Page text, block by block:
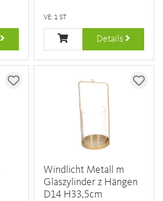
VE: 1 ST
Details
Windlicht Metall m
Glaszylinder z Hängen
D14 H33,5cm